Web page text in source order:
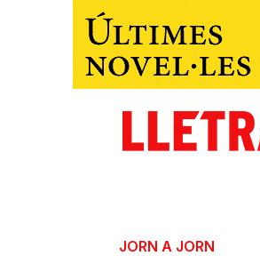
JORN A JORN